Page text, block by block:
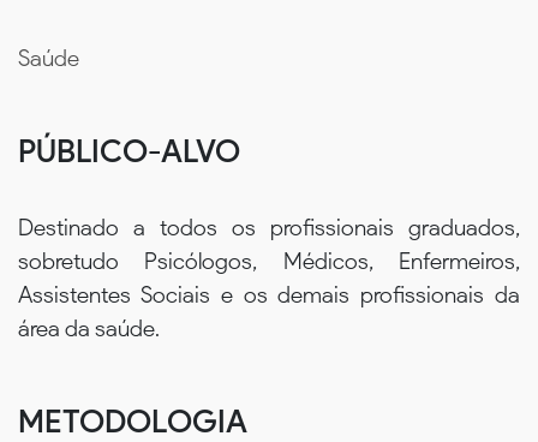
Saúde
PÚBLICO-ALVO
Destinado a todos os profissionais graduados,
sobretudo Psicólogos, Médicos, Enfermeiros,
Assistentes Sociais e os demais profissionais da
área da saúde.
METODOLOGIA